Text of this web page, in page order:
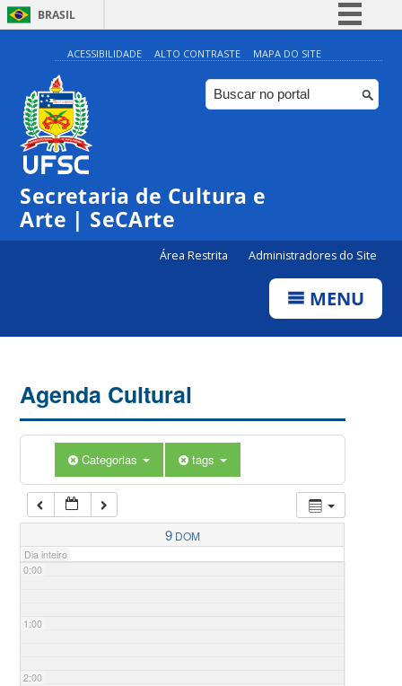
BRASIL
Simplifique!
Comunica BR
Participe
ACESSIBILIDADE ALTO CONTRASTE MAPA DO SITE
Secretaria de Cultura e
Arte | SeCArte
Área Restrita Administradores do Site
MENU
Agenda Cultural
Categorias tags
9 DOM
Dia inteiro
0:00
1:00
2:00